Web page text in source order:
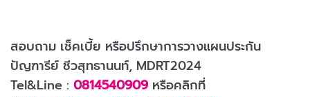
สอบถาม เช็คเบี้ย หรือปรึกษาการวางแผนประกัน
ปัญฑารีย์ ชีวสุทธานนท์, MDRT2024
Tel&Line : 0814540909 หรือคลิกที่